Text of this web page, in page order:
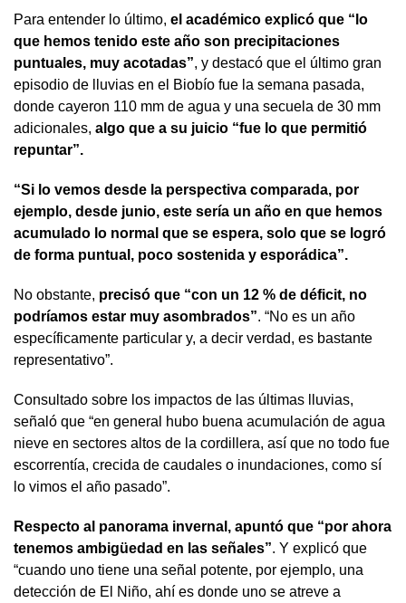
Para entender lo último, el académico explicó que “lo
que hemos tenido este año son precipitaciones
puntuales, muy acotadas”, y destacó que el último gran
episodio de lluvias en el Biobío fue la semana pasada,
donde cayeron 110 mm de agua y una secuela de 30 mm
adicionales, algo que a su juicio “fue lo que permitió
repuntar”.
“Si lo vemos desde la perspectiva comparada, por
ejemplo, desde junio, este sería un año en que hemos
acumulado lo normal que se espera, solo que se logró
de forma puntual, poco sostenida y esporádica”.
No obstante, precisó que “con un 12 % de déficit, no
podríamos estar muy asombrados”. “No es un año
específicamente particular y, a decir verdad, es bastante
representativo”.
Consultado sobre los impactos de las últimas lluvias,
señaló que “en general hubo buena acumulación de agua
nieve en sectores altos de la cordillera, así que no todo fue
escorrentía, crecida de caudales o inundaciones, como sí
lo vimos el año pasado”.
Respecto al panorama invernal, apuntó que “por ahora
tenemos ambigüedad en las señales”. Y explicó que
“cuando uno tiene una señal potente, por ejemplo, una
detección de El Niño, ahí es donde uno se atreve a